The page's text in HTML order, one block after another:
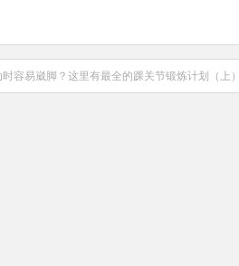
时容易崴脚？这里有最全的踝关节锻炼计划（上）